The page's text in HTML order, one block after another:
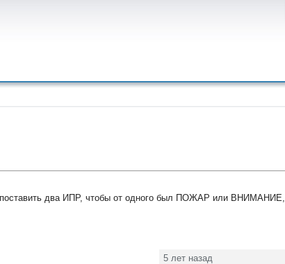
два ИПР, чтобы от одного был ПОЖАР или ВНИМАНИЕ,
5 лет назад